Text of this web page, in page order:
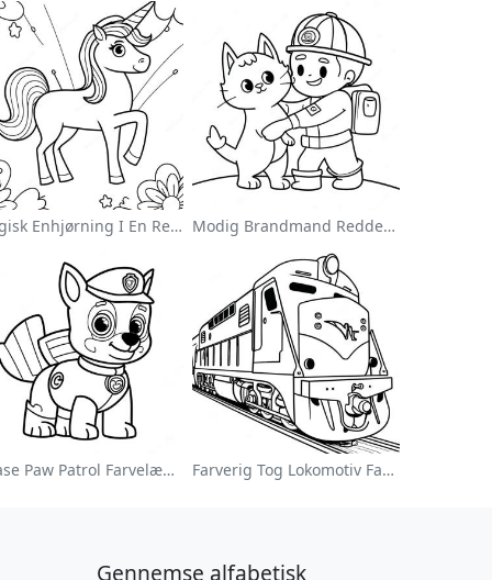
Magisk Enhjørning I En Regnbue Farvelægningsside Modig Brandmand Redder En Kat Farvelægningsside
Chase Paw Patrol Farvelægningsside Farverig Tog Lokomotiv Farvelægningsside
Gennemse alfabetisk